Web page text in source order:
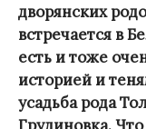
дворянских
встречается в
есть и тоже
историей и
усадьба рода
Грудиновка.